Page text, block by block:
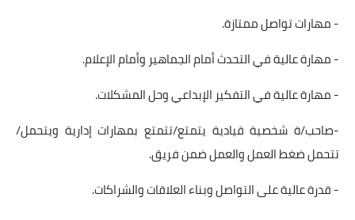
- مهارات تواصل ممتازة.
- مهارة عالية في التحدث أمام الجماهير وأمام الإعلام.
- مهارة عالية في التفكير الإبداعي وحل المشكلات.
-صاحب/ة شخصية قيادية يتمتع/تتمتع بمهارات إدارية ويتحمل/
تتحمل ضغط العمل والعمل ضمن فريق.
- قدرة عالية على التواصل وبناء العلاقات والشراكات.